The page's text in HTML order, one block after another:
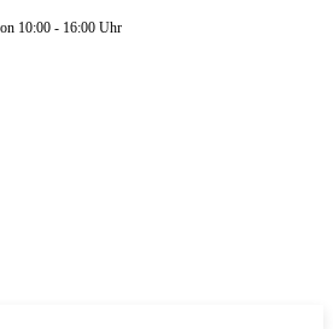
10:00 - 16:00 Uhr